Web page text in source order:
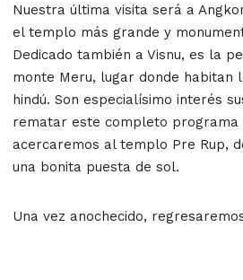
Nuestra última visita será a
el templo más grande y
Dedicado también a Visnu, es la
monte Meru, lugar donde habitan
hindú. Son especialísimo interés
rematar este completo programa
acercaremos al templo Pre Rup,
una bonita puesta de sol.
Una vez anochecido,